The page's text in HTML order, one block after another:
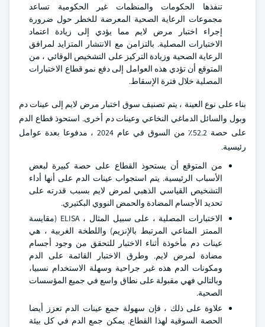
تنفذها الحكومات والمنظمات غير الحكومية تساعد
مجموعات الرعاية الصحية المعرضة للخطر حول ضرورة
إجراء اختبار مرض لايم مما يؤدي إلى زيادة اعتماد
الاختبارات المصلية. بالتزامن مع الانتشار المتزايد لمرافق
الرعاية الصحية وزيادة التركيز على التشخيص الوقائي ، من
المتوقع أن تؤدي هذه العوامل إلى دفع نمو قطاع الاختبارات
المصلية خلال فترة الإسقاط.
بناء على نوع العينة ، يتم تصنيف سوق اختبار مرض لايم إلى عينات دم
وبول والسائل الدماغي النخاعي وعينات دم أخرى. استحوذ قطاع الدم
على حصة 52.2٪ من السوق في عام 2024 ، مدفوعا بعدة عوامل
رئيسية.
من المتوقع أن يستحوذ القطاع على حصة كبيرة لبعض
الأسباب الرئيسية. يتم استجواب عينات الدم على أنها أداء
التشخيص القياسي الذهبي لمرض لايم بسبب قدرته على
تحديد الأجسام المضادة والحمض النووي البكتيري.
الاختبارات المصلية ، على سبيل المثال ، ELISA (مقايسة
الممتز المناعي المرتبط بالإنزيم) واللطخة الغربية ، هي
عينات دم مأخوذة أثناء الاختبار للتحقق من وجود أجسام
مضادة لمرض لايم. وطرق الاختبار القائمة على الدم
ومكونات الدم هذه غير جراحية وسهلة الاستخدام نسبيا،
وبالتالي فهي مقبولة على نطاق واسع في جميع المؤسسات
الصحية.
علاوة على ذلك ، فإن سهولة جمع عينات الدم تعزز أيضا
الحصة السوقية لهذا القطاع. يمكن جمع الدم في كل بيئة